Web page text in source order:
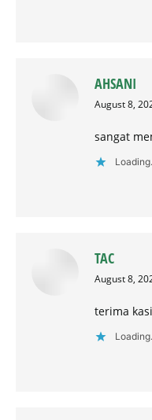
AHSANI
says:
August 8,
sangat
TAC
says:
August 8,
terima